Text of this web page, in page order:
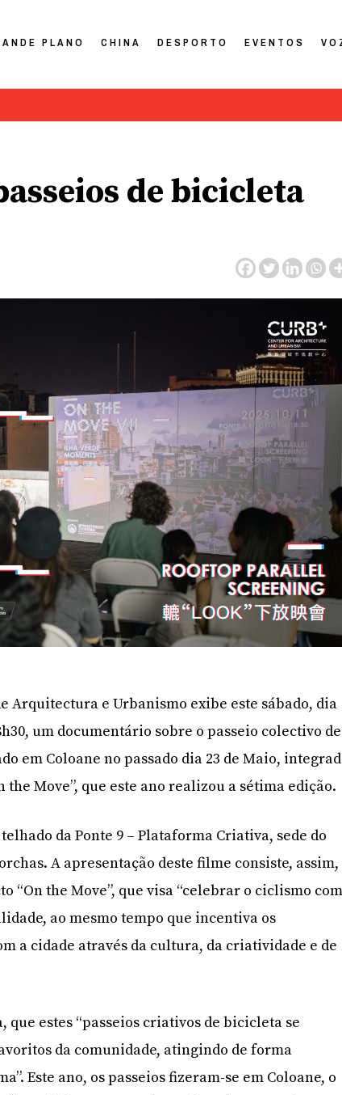
PLANO CHINA DESPORTO EVENTOS
de bicicleta
Arquitectura e Urbanismo exibe este sábado, dia
um documentário sobre o passeio colectivo de
em Coloane no passado dia 23 de Maio,
the Move”, que este ano realizou a sétima edição.
da Ponte 9 – Plataforma Criativa, sede do
A apresentação deste filme consiste, assim,
“On the Move”, que visa “celebrar o ciclismo
ao mesmo tempo que incentiva os
a cidade através da cultura, da criatividade e de
que estes “passeios criativos de bicicleta se
da comunidade, atingindo de forma
Este ano, os passeios fizeram-se em Coloane, o